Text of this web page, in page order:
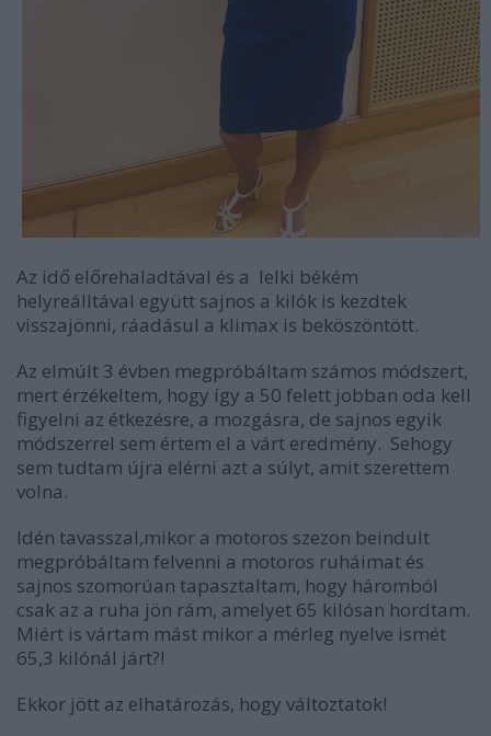
Az idő előrehaladtával és a lelki békém
helyreálltával együtt sajnos a kilók is kezdtek
visszajönni, ráadásul a klimax is beköszöntött.
Az elmúlt 3 évben megpróbáltam számos módszert,
mert érzékeltem, hogy így a 50 felett jobban oda kell
figyelni az étkezésre, a mozgásra, de sajnos egyik
módszerrel sem értem el a várt eredmény. Sehogy
sem tudtam újra elérni azt a súlyt, amit szerettem
volna.
Idén tavasszal,mikor a motoros szezon beindult
megpróbáltam felvenni a motoros ruháimat és
sajnos szomorúan tapasztaltam, hogy háromból
csak az a ruha jön rám, amelyet 65 kilósan hordtam.
Miért is vártam mást mikor a mérleg nyelve ismét
65,3 kilónál járt?!
Ekkor jött az elhatározás, hogy változtatok!